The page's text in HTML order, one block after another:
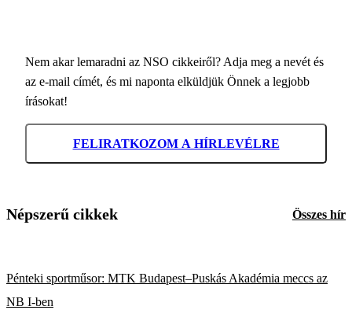
Nem akar lemaradni az NSO cikkeiről? Adja meg a nevét és
az e-mail címét, és mi naponta elküldjük Önnek a legjobb
írásokat!
FELIRATKOZOM A HÍRLEVÉLRE
Népszerű cikkek Összes hír
Pénteki sportműsor: MTK Budapest–Puskás Akadémia meccs az
NB I-ben